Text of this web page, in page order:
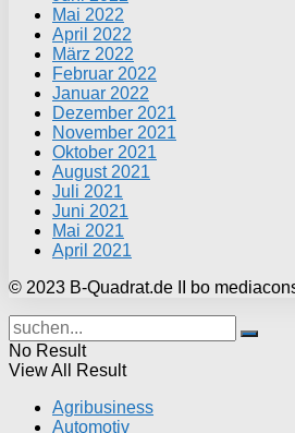
Mai 2022
April 2022
März 2022
Februar 2022
Januar 2022
Dezember 2021
November 2021
Oktober 2021
August 2021
Juli 2021
Juni 2021
Mai 2021
April 2021
© 2023 B-Quadrat.de II bo
No Result
View All Result
Agribusiness
Automotiv